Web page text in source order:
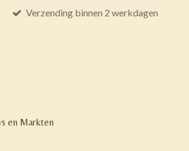
Verzending binnen 2 werkdagen
en Markten